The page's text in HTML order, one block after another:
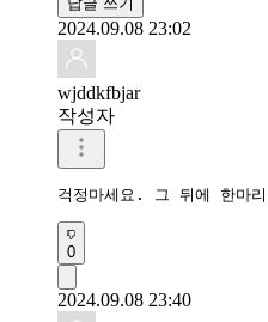
2024.09.08 23:02
wjddkfbjar
작성자
걱정마세요. 그 뒤에 한마
0
2024.09.08 23:40